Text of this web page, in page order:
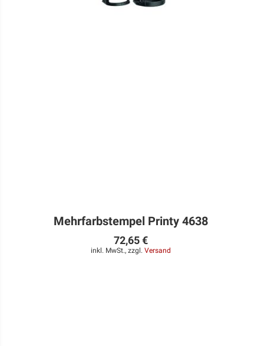
Mehrfarbstempel Printy 4638
72,65 €
inkl. MwSt., zzgl. Versand